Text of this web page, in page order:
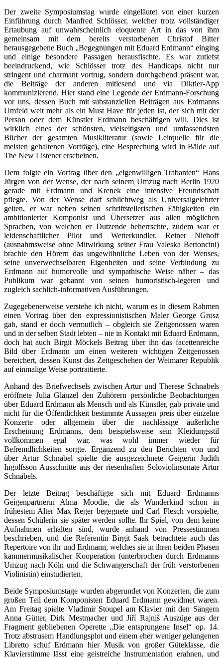
Der zweite Symposiumstag wurde eingeläutet von einer kurzen
Einführung durch Manfred Schlösser, welcher trotz vollständiger
Ertaubung auf unwahrscheinlich eloquente Art in das von ihm
gemeinsam mit dem bereits verstorbenen Christof Bitter
herausgegebene Buch „Begegnungen mit Eduard Erdmann“ einging
und einige besondere Passagen herausfischte. Es war zutiefst
beeindruckend, wie Schlösser trotz des Handicaps nicht nur
stringent und charmant vortrug, sondern durchgehend präsent war,
die Beiträge der anderen mitlesend und via Diktier-App
kommunizierend. Hier stand eine Legende der Erdmann-Forschung
vor uns, dessen Buch mit substanziellen Beiträgen aus Erdmanns
Umfeld weit mehr als ein Must Have für jeden ist, der sich mit der
Person oder dem Künstler Erdmann beschäftigen will. Dies ist
wirklich eines der schönsten, vielseitigsten und umfassendsten
Bücher der gesamten Musikliteratur (sowie Leitquelle für die
meisten gehaltenen Vorträge), eine Besprechung wird in Bälde auf
The New Listener erscheinen.
Dem folgte ein Vortrag über den „eigenwilligen Trabanten“ Hans
Jürgen von der Wense, der nach seinem Umzug nach Berlin 1920
gerade mit Erdmann und Krenek eine intensive Freundschaft
pflegte. Von der Wense darf schlichtweg als Universalgelehrter
gelten, er war neben seinen schriftstellerischen Fähigkeiten ein
ambitionierter Komponist und Übersetzer aus allen möglichen
Sprachen, von welchen er Dutzende beherrschte, zudem war er
leidenschaftlicher Pilot und Wetterkundler. Reiner Niehoff
(ausnahmsweise ohne Mitwirkung seiner Frau Valeska Bertoncini)
brachte den Hörern das ungewöhnliche Leben von der Wenses,
seine unverwechselbaren Eigenheiten und seine Verbindung zu
Erdmann auf humorvolle und sympathische Weise näher – das
Publikum war gebannt von seinen humoristisch-legeren und
zugleich sachlich-informativen Ausführungen.
Zugegebenerweise verstehe ich nicht, warum es in diesem Rahmen
einen Vortrag über den expressionistischen Maler George Grosz
gab, stand er doch vermutlich – obgleich sie Zeitgenossen waren
und in der selben Stadt lebten – nie in Kontakt mit Eduard Erdmann,
doch hat auch Birgit Möckels Beitrag über ihn das facettenreiche
Bild über Erdmann um einen weiteren wichtigen Zeitgenossen
bereichert, dessen Kunst das Zeitgeschehen der Weimarer Republik
auf einmalige Weise portraitierte.
Anhand des Briefwechsels zwischen Artur und Therese Schnabels
eröffnete Julia Glänzel den Zuhörern persönliche Beobachtungen
über Eduard Erdmann als Mensch und als Künstler, gab private und
nicht für die Öffentlichkeit bestimmte Aussagen preis über einzelne
Konzerte oder allgemein über die nachlässige äußerliche
Erscheinung Erdmanns, dem beispielsweise sein Kleidungsstil
vollkommen egal war, was wohl immer wieder für
Befremdlichkeiten sorgte. Ergänzend zu den Berichten von und
über Artur Schnabel spielte die ausgezeichnete Geigerin Judith
Ingolfsson Ausschnitte aus der riesenhaften Soloviolinsonate Artur
Schnabels.
Der letzte Beitrag beschäftigte sich mit Eduard Erdmanns
Geigenpartnerin Alma Moodie, die als Wunderkind schon in
frühestem Alter Max Reger begegnete und Carl Flesch vorspielte,
dessen Schülerin sie später werden sollte. Ihr Spiel, von dem keine
Aufnahmen erhalten sind, wurde anhand von Pressestimmen
beschrieben, und die Referentin Birgit Saak betrachtete auch das
Repertoire von ihr und Erdmann, welches sie in ihren beiden Phasen
kammermusikalischer Kooperation (unterbrochen durch Erdmanns
Umzug nach Köln und die Schwangerschaft der früh verstorbenen
Violinistin) einstudierten.
Beide Symposiumstage wurden abgerundet von Konzerten, die zum
großen Teil dem Komponisten Eduard Erdmann gewidmet waren.
Am Freitag spielte Vladimir Stoupel am Klavier mit den Sängern
Anna Gütter, Dirk Mestmacher und Jiří Rajniš Auszüge aus der
Fragment gebliebenen Operette „Die entsprungene Insel“ op. 14.
Trotz abstrusem Handlungsplot und einem eher weniger gelungenen
Libretto schuf Erdmann hier Musik von großer Güteklasse, die
Klavierstimme lässt eine geistreiche Instrumentation erahnen, und